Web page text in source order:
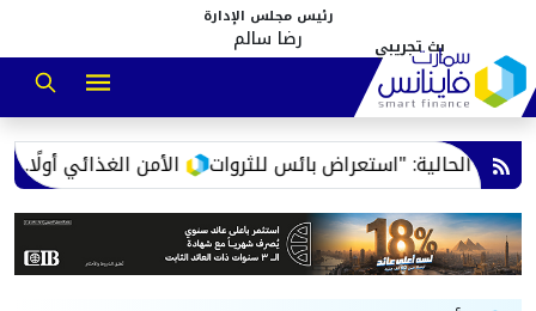
رئيس مجلس الإدارة
رضا سالم
الأمن الغذائي أولًا..